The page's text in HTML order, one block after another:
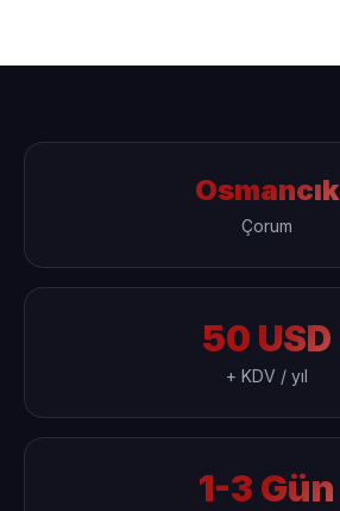
Osmancık
Çorum
50 USD
+ KDV / yıl
1-3 Gün